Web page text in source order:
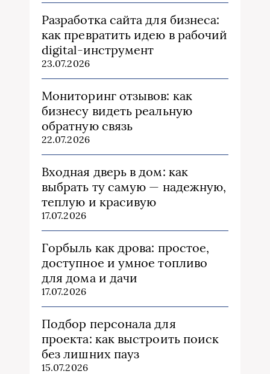
Разработка сайта для бизнеса:
как превратить идею в рабочий
digital-инструмент
23.07.2026
Мониторинг отзывов: как
бизнесу видеть реальную
обратную связь
22.07.2026
Входная дверь в дом: как
выбрать ту самую — надежную,
теплую и красивую
17.07.2026
Горбыль как дрова: простое,
доступное и умное топливо
для дома и дачи
17.07.2026
Подбор персонала для
проекта: как выстроить поиск
без лишних пауз
15.07.2026